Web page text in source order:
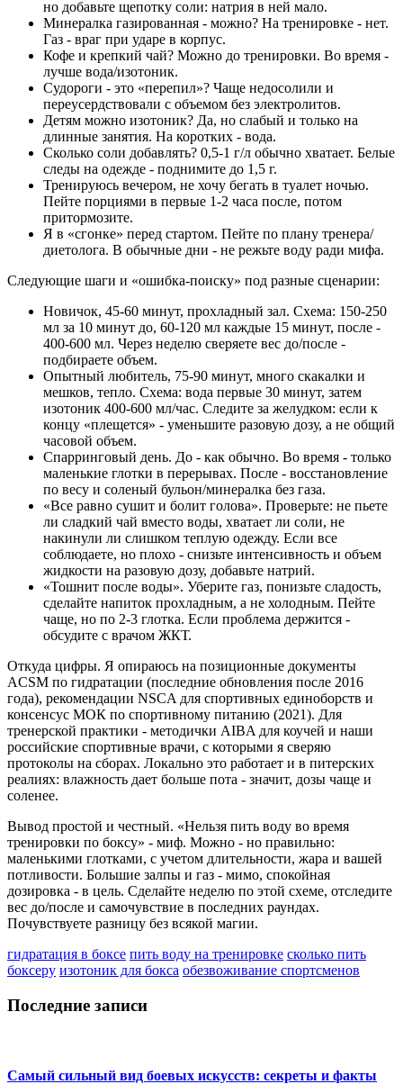
но добавьте щепотку соли: натрия в ней мало.
Минералка газированная - можно? На тренировке - нет.
Газ - враг при ударе в корпус.
Кофе и крепкий чай? Можно до тренировки. Во время -
лучше вода/изотоник.
Судороги - это «перепил»? Чаще недосолили и
переусердствовали с объемом без электролитов.
Детям можно изотоник? Да, но слабый и только на
длинные занятия. На коротких - вода.
Сколько соли добавлять? 0,5-1 г/л обычно хватает. Белые
следы на одежде - поднимите до 1,5 г.
Тренируюсь вечером, не хочу бегать в туалет ночью.
Пейте порциями в первые 1-2 часа после, потом
притормозите.
Я в «сгонке» перед стартом. Пейте по плану тренера/
диетолога. В обычные дни - не режьте воду ради мифа.
Следующие шаги и «ошибка‑поиску» под разные сценарии:
Новичок, 45-60 минут, прохладный зал. Схема: 150-250
мл за 10 минут до, 60-120 мл каждые 15 минут, после -
400-600 мл. Через неделю сверяете вес до/после -
подбираете объем.
Опытный любитель, 75-90 минут, много скакалки и
мешков, тепло. Схема: вода первые 30 минут, затем
изотоник 400-600 мл/час. Следите за желудком: если к
концу «плещется» - уменьшите разовую дозу, а не общий
часовой объем.
Спарринговый день. До - как обычно. Во время - только
маленькие глотки в перерывах. После - восстановление
по весу и соленый бульон/минералка без газа.
«Все равно сушит и болит голова». Проверьте: не пьете
ли сладкий чай вместо воды, хватает ли соли, не
накинули ли слишком теплую одежду. Если все
соблюдаете, но плохо - снизьте интенсивность и объем
жидкости на разовую дозу, добавьте натрий.
«Тошнит после воды». Уберите газ, понизьте сладость,
сделайте напиток прохладным, а не холодным. Пейте
чаще, но по 2-3 глотка. Если проблема держится -
обсудите с врачом ЖКТ.
Откуда цифры. Я опираюсь на позиционные документы
ACSM по гидратации (последние обновления после 2016
года), рекомендации NSCA для спортивных единоборств и
консенсус МОК по спортивному питанию (2021). Для
тренерской практики - методички AIBA для коучей и наши
российские спортивные врачи, с которыми я сверяю
протоколы на сборах. Локально это работает и в питерских
реалиях: влажность дает больше пота - значит, дозы чаще и
соленее.
Вывод простой и честный. «Нельзя пить воду во время
тренировки по боксу» - миф. Можно - но правильно:
маленькими глотками, с учетом длительности, жара и вашей
потливости. Большие залпы и газ - мимо, спокойная
дозировка - в цель. Сделайте неделю по этой схеме, отследите
вес до/после и самочувствие в последних раундах.
Почувствуете разницу без всякой магии.
гидратация в боксе пить воду на тренировке сколько пить
боксеру изотоник для бокса обезвоживание спортсменов
Последние записи
Самый сильный вид боевых искусств: секреты и факты